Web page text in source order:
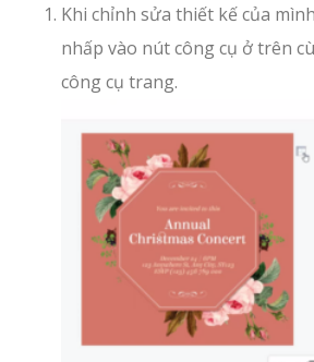
Khi chỉnh sửa thiết kế của
nhấp vào nút công cụ ở trên
công cụ trang.